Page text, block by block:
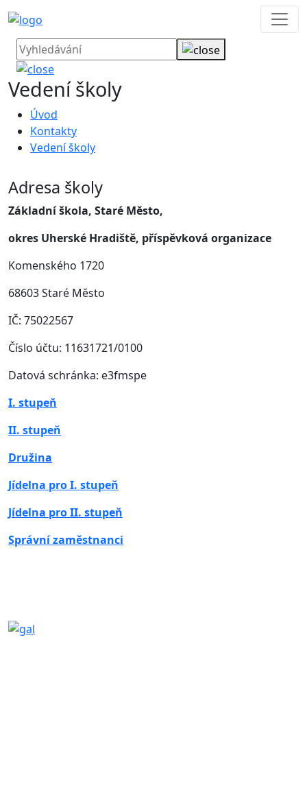
Vedení školy
Úvod
Kontakty
Vedení školy
Adresa školy
Základní škola, Staré Město,
okres Uherské Hradiště, příspěvková organizace
Komenského 1720
68603 Staré Město
IČ: 75022567
Číslo účtu: 11631721/0100
Datová schránka: e3fmspe
I. stupeň
II. stupeň
Družina
Jídelna pro I. stupeň
Jídelna pro II. stupeň
Správní zaměstnanci